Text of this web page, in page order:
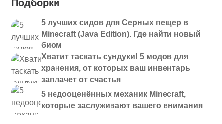
Подборки
5 лучших сидов для Серных пещер в
Minecraft (Java Edition). Где найти новый
биом
Хватит таскать сундуки! 5 модов для
хранения, от которых ваш инвентарь
заплачет от счастья
5 недооценённых механик Minecraft,
которые заслуживают вашего внимания